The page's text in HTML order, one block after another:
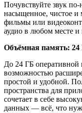
Почувствуйте звук
насыщенное, чистое и
фильмы или
аудио в любом месте
Объёмная память:
До 24 ГБ оперативной
возможностью
простой и удобной.
пространства для
сочетает в себе
данных — всё, что